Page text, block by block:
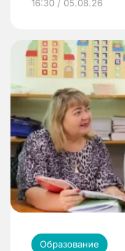
16:30 / 05.08.26
Образование